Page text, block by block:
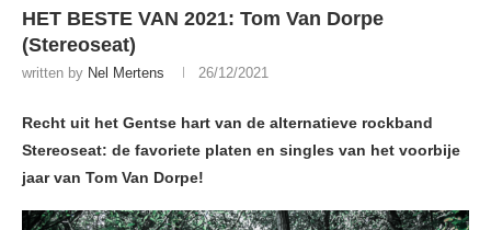
HET BESTE VAN 2021: Tom Van Dorpe
(Stereoseat)
written by Nel Mertens 26/12/2021
Recht uit het Gentse hart van de alternatieve rockband
Stereoseat: de favoriete platen en singles van het voorbije
jaar van Tom Van Dorpe!